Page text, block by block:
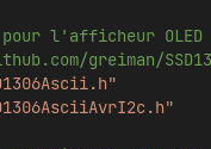
l'afficheur OLED
greiman/